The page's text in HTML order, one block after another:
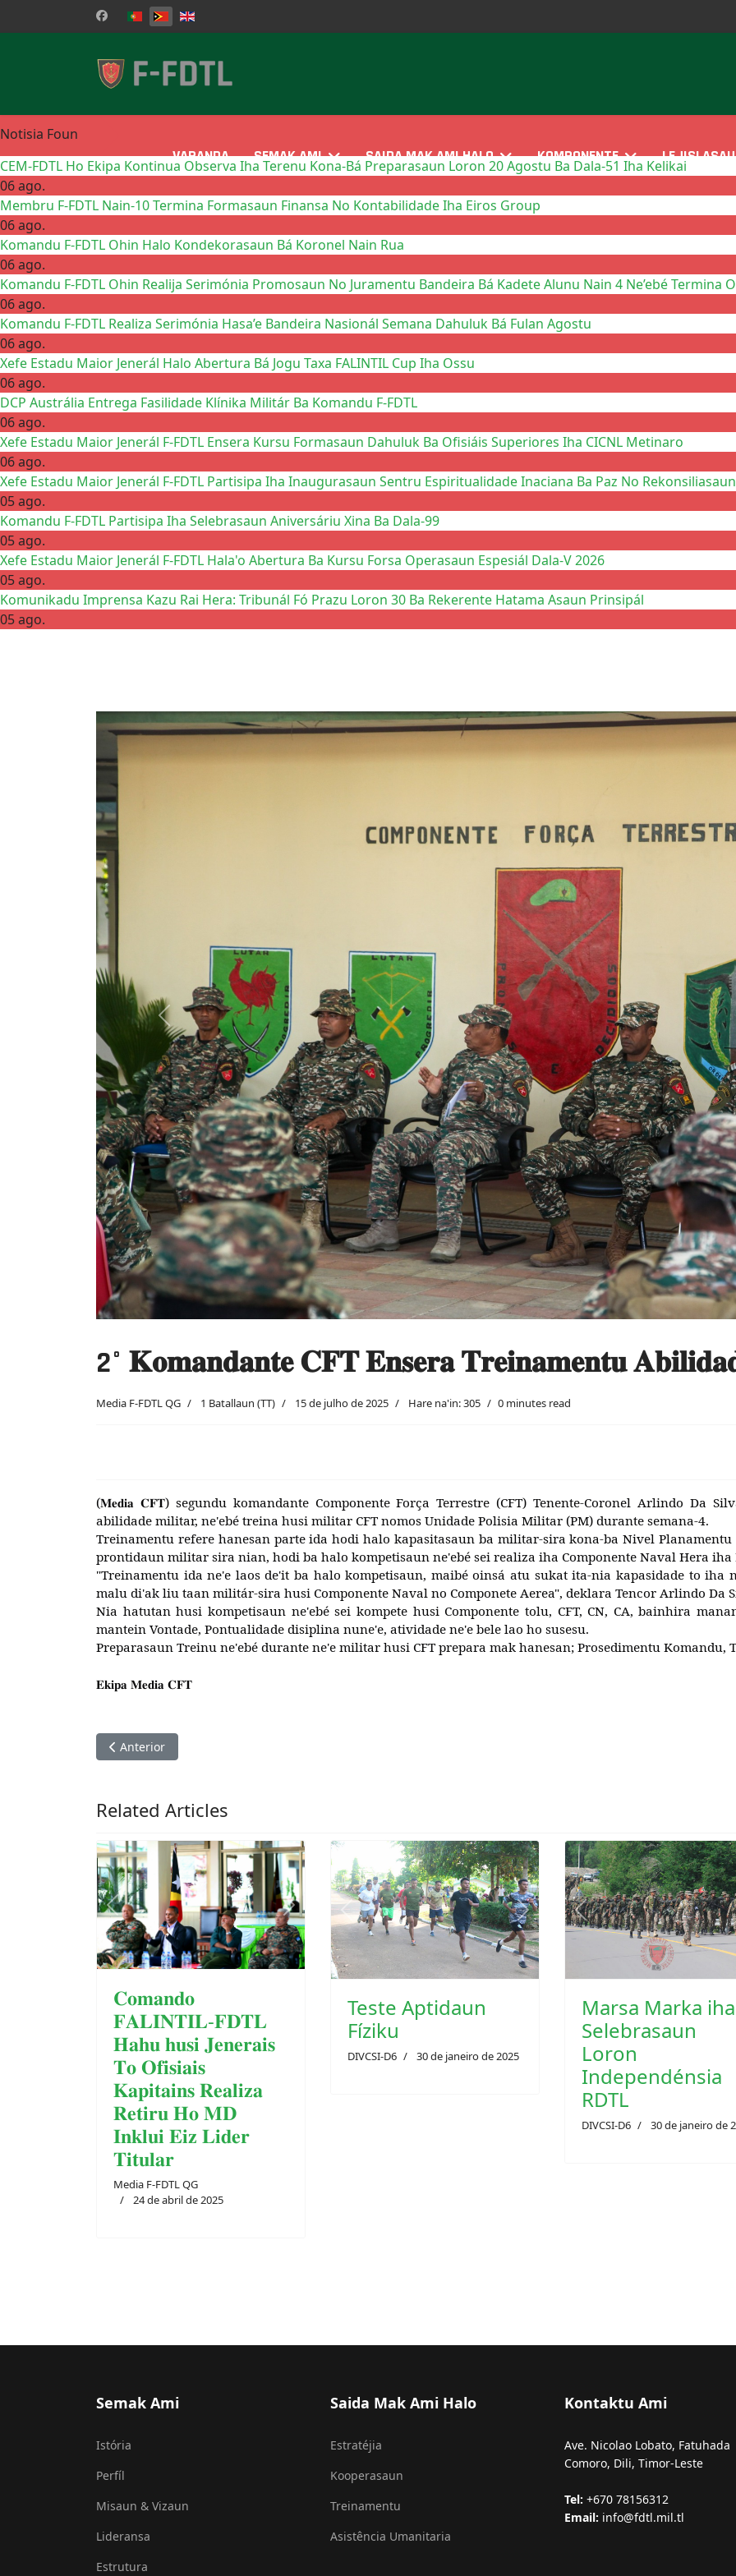
Selecione o seu idioma
VARANDA SEMAK AMI SAIDA MAK AMI HALO KOMPONENTE
Notisia Foun
CEM-FDTL Ho Ekipa Kontinua Observa Iha Terenu Kona-Bá Preparasaun Loron 20 Agostu Ba Dala-51 Iha Kelikai
06 ago.
Membru F-FDTL Nain-10 Termina Formasaun Finansa No Kontabilidade Iha Eiros Group
06 ago.
Komandu F-FDTL Ohin Halo Kondekorasaun Bá Koronel Nain Rua
06 ago.
Komandu F-FDTL Ohin Realija Serimónia Promosaun No Juramentu Bandeira Bá Kadete Alunu Nain 4 Ne’ebé
06 ago.
Komandu F-FDTL Realiza Serimónia Hasa’e Bandeira Nasionál Semana Dahuluk Bá Fulan Agostu
06 ago.
Xefe Estadu Maior Jenerál Halo Abertura Bá Jogu Taxa FALINTIL Cup Iha Ossu
06 ago.
DCP Austrália Entrega Fasilidade Klínika Militár Ba Komandu F-FDTL
06 ago.
Xefe Estadu Maior Jenerál F-FDTL Ensera Kursu Formasaun Dahuluk Ba Ofisiáis Superiores Iha CICNL Metinaro
06 ago.
Xefe Estadu Maior Jenerál F-FDTL Partisipa Iha Inaugurasaun Sentru Espiritualidade Inaciana Ba Paz No Rekonsiliasaun
05 ago.
Komandu F-FDTL Partisipa Iha Selebrasaun Aniversáriu Xina Ba Dala-99
05 ago.
Xefe Estadu Maior Jenerál F-FDTL Hala'o Abertura Ba Kursu Forsa Operasaun Espesiál Dala-V 2026
05 ago.
Komunikadu Imprensa Kazu Rai Hera: Tribunál Fó Prazu Loron 30 Ba Rekerente Hatama Asaun Prinsipál
05 ago.
Previous
2° 𝐊𝐨𝐦𝐚𝐧𝐝𝐚𝐧𝐭𝐞 𝐂𝐅𝐓 𝐄𝐧𝐬𝐞𝐫𝐚 𝐓𝐫𝐞𝐢𝐧𝐚𝐦𝐞𝐧𝐭𝐮
Media F-FDTL QG 1 Batallaun (TT) 15 de julho de 2025 Hare na'in: 305 0 minutes read
(𝐌𝐞𝐝𝐢𝐚 𝐂𝐅𝐓) segundu komandante Componente Força Terrestre (CFT) Tenente-Coronel Arlindo Da
abilidade militar, ne'ebé treina husi militar CFT nomos Unidade Polisia Militar (PM) durante semana-4.
Treinamentu refere hanesan parte ida hodi halo kapasitasaun ba militar-sira kona-ba Nivel
prontidaun militar sira nian, hodi ba halo kompetisaun ne'ebé sei realiza iha Componente Naval Hera iha
"Treinamentu ida ne'e laos de'it ba halo kompetisaun, maibé oinsá atu sukat ita-nia kapasidade to iha
malu di'ak liu taan militár-sira husi Componente Naval no Componete Aerea", deklara Tencor Arlindo Da
Nia hatutan husi kompetisaun ne'ebé sei kompete husi Componente tolu, CFT, CN, CA, bainhira
mantein Vontade, Pontualidade disiplina nune'e, atividade ne'e bele lao ho susesu.
Preparasaun Treinu ne'ebé durante ne'e militar husi CFT prepara mak hanesan; Prosedimentu
𝐄𝐤𝐢𝐩𝐚 𝐌𝐞𝐝𝐢𝐚 𝐂𝐅𝐓
Artigo anterior: 𝑲𝒐𝒎𝒂𝒏𝒅𝒖 𝑪𝑭𝑻 𝑯𝒂𝒔𝒂𝒆 𝑩𝒂𝒏𝒅𝒆𝒊𝒓𝒂 𝑵𝒂𝒔𝒊𝒐𝒏𝒂𝒍 𝑹𝑫𝑻𝑳 𝑩𝒂 𝑳𝒐𝒓𝒐𝒏 𝑫𝒂𝒉𝒖𝒍𝒖𝒌 𝑭𝒖𝒍𝒂𝒏 𝑱𝒖𝒍𝒍𝒖 𝑻𝒊𝒏𝒂𝒏 2025
Anterior
Related Articles
Previous Next
𝐂𝐨𝐦𝐚𝐧𝐝𝐨
𝐅𝐀𝐋𝐈𝐍𝐓𝐈𝐋-𝐅𝐃𝐓𝐋
𝐇𝐚𝐡𝐮 𝐡𝐮𝐬𝐢 𝐉𝐞𝐧𝐞𝐫𝐚𝐢𝐬
𝐓𝐨 𝐎𝐟𝐢𝐬𝐢𝐚𝐢𝐬
𝐊𝐚𝐩𝐢𝐭𝐚𝐢𝐧𝐬 𝐑𝐞𝐚𝐥𝐢𝐳𝐚
𝐑𝐞𝐭𝐢𝐫𝐮 𝐇𝐨 𝐌𝐃
𝐈𝐧𝐤𝐥𝐮𝐢 𝐄𝐢𝐳 𝐋𝐢𝐝𝐞𝐫
𝐓𝐢𝐭𝐮𝐥𝐚𝐫
Previous Next
Teste Aptidaun
Fíziku
DIVCSI-D6 30 de janeiro de 2025
Marsa Marka iha
Selebrasaun
Loron
Independénsia
Istória
Perfíl
Misaun & Vizaun
Lideransa
Estratéjia
Kooperasaun
Treinamentu
Comoro, Dili, Timor-Leste